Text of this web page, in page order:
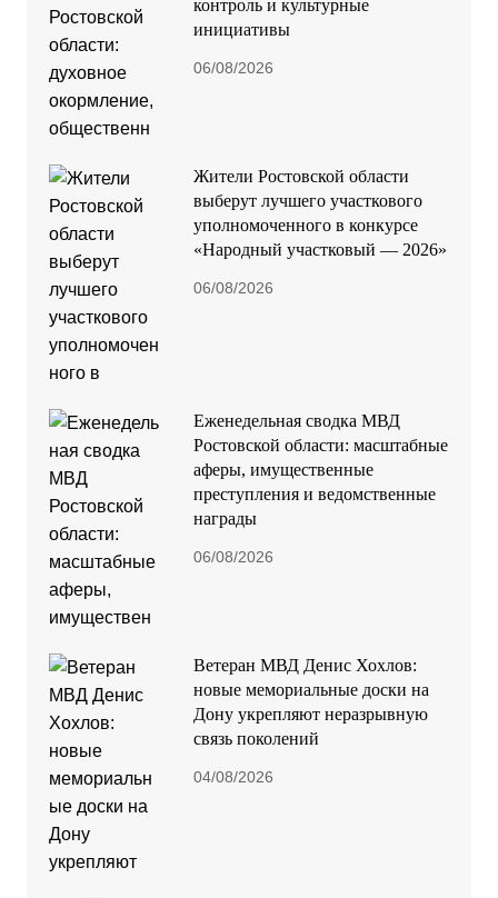
контроль и культурные
инициативы
06/08/2026
Жители Ростовской области
выберут лучшего участкового
уполномоченного в конкурсе
«Народный участковый — 2026»
06/08/2026
Еженедельная сводка МВД
Ростовской области: масштабные
аферы, имущественные
преступления и ведомственные
награды
06/08/2026
Ветеран МВД Денис Хохлов:
новые мемориальные доски на
Дону укрепляют неразрывную
связь поколений
04/08/2026